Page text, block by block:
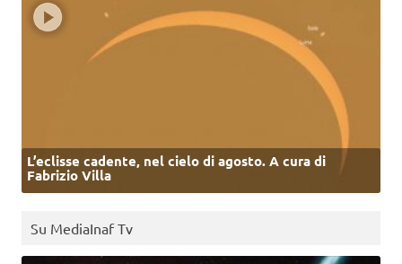
L’eclisse cadente, nel cielo di agosto. A cura di
Fabrizio Villa
Su MediaInaf Tv